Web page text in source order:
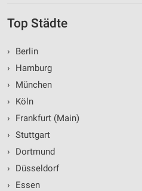
Top Städte
›
Berlin
›
Hamburg
›
München
›
Köln
›
Frankfurt (Main)
› Stuttgart
›
Dortmund
›
Düsseldorf
›
Essen